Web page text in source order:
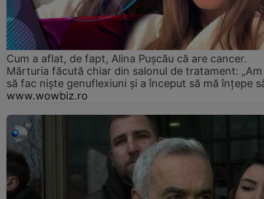
Cum a aflat, de fapt, Alina Pușcău că are cancer.
Mărturia făcută chiar din salonul de tratament:
să fac niște genuflexiuni și a început să mă înțepe
www.wowbiz.ro